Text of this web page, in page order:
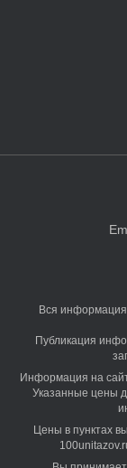
Вся информация
Публикация
Информация на
Указанные цены
Цены в пунктах